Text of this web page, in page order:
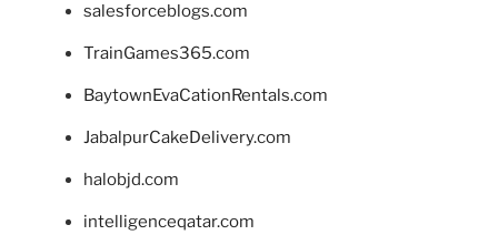
salesforceblogs.com
TrainGames365.com
BaytownEvaCationRentals.com
JabalpurCakeDelivery.com
halobjd.com
intelligenceqatar.com